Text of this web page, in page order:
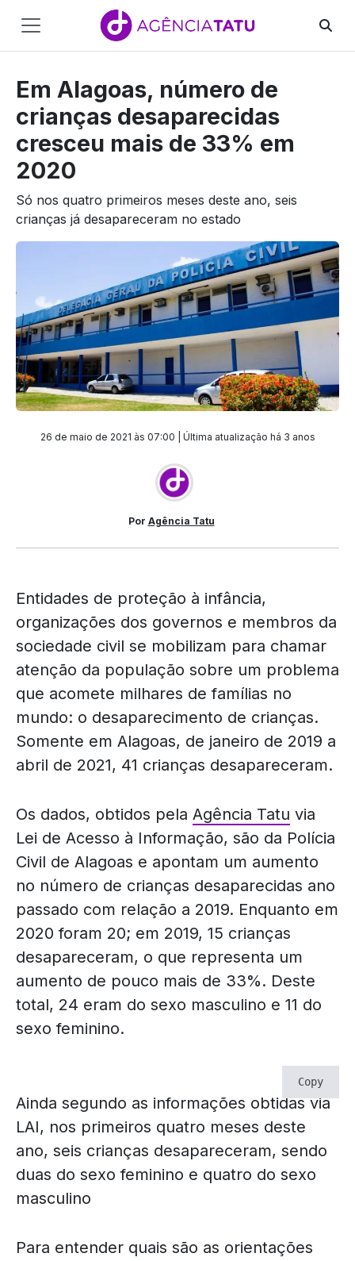
Pular para o conteúdo
Main
Navigation
Em Alagoas, número de
crianças desaparecidas
cresceu mais de 33% em
2020
Só nos quatro primeiros meses deste ano, seis
crianças já desapareceram no estado
26 de maio de 2021 às 07:00 | Última atualização há 3 anos
Por Agência Tatu
Entidades de proteção à infância,
organizações dos governos e membros da
sociedade civil se mobilizam para chamar
atenção da população sobre um problema
que acomete milhares de famílias no
mundo: o desaparecimento de crianças.
Somente em Alagoas, de janeiro de 2019 a
abril de 2021, 41 crianças desapareceram.
Os dados, obtidos pela Agência Tatu via
Lei de Acesso à Informação, são da Polícia
Civil de Alagoas e apontam um aumento
no número de crianças desaparecidas ano
passado com relação a 2019. Enquanto em
2020 foram 20; em 2019, 15 crianças
desapareceram, o que representa um
aumento de pouco mais de 33%. Deste
total, 24 eram do sexo masculino e 11 do
sexo feminino.
Copy
Ainda segundo as informações obtidas via
LAI, nos primeiros quatro meses deste
ano, seis crianças desapareceram, sendo
duas do sexo feminino e quatro do sexo
masculino
Para entender quais são as orientações